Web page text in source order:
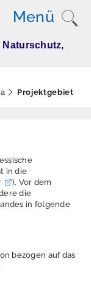
Menü
Naturschutz,
Projektgebiet
in die
). Vor dem
die
in folgende
bezogen auf das